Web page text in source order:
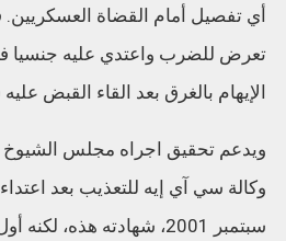
أي تفصيل أمام القضاة
تعرض للضرب واعتدي عليه جنسيا
الإيهام بالغرق بعد القاء القبض عليه
ويدعم تحقيق اجراه مجلس الشيوخ
وكالة سي آي إيه للتعذيب بعد
سبتمبر 2001، شهادته هذه،